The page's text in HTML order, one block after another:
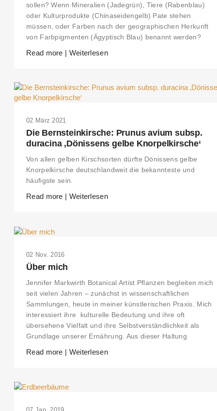
sollen? Wenn Mineralien (Jadegrün), Tiere (Rabenblau)
oder Kulturprodukte (Chinaseidengelb) Pate stehen
müssen, oder Farben nach der geographischen Herkunft
von Farbpigmenten (Ägyptisch Blau) benannt werden?
Read more | Weiterlesen
02 März 2021
Die Bernsteinkirsche: Prunus avium subsp.
duracina ‚Dönissens gelbe Knorpelkirsche‘
Von allen gelben Kirschsorten dürfte Dönissens gelbe
Knorpelkirsche deutschlandweit die bekannteste und
häufigste sein.
Read more | Weiterlesen
02 Nov. 2016
Über mich
Jennifer Markwirth Botanical Artist Pflanzen begleiten mich
seit vielen Jahren – zunächst in wissenschaftlichen
Sammlungen, heute in meiner künstlerischen Praxis. Mich
interessiert ihre kulturelle Bedeutung und ihre oft
übersehene Vielfalt und ihre Selbstverständlichkeit als
Grundlage unserer Ernährung. Aus dieser Haltung
Read more | Weiterlesen